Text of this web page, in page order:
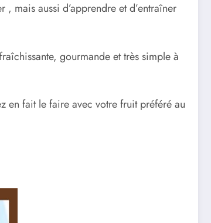
mais aussi d’apprendre et d’entraîner
gourmande et très simple à
en fait le faire avec votre fruit préféré au